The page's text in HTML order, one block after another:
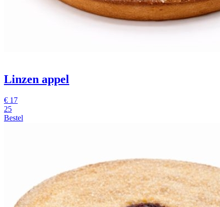
Linzen appel
€ 17
25
Bestel